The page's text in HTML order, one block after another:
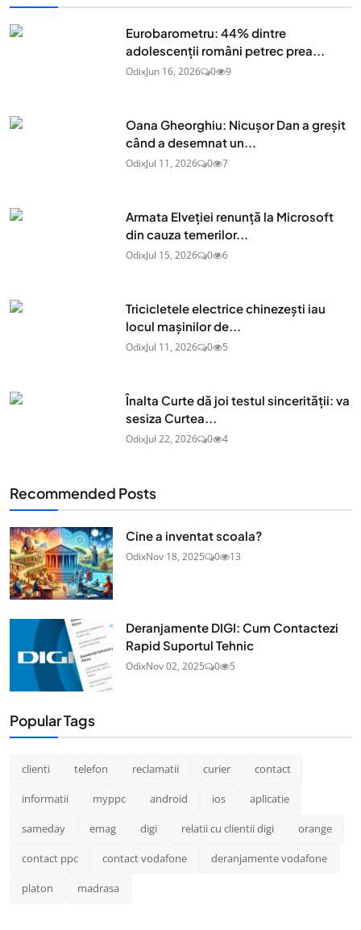
Eurobarometru: 44% dintre
adolescenţii români petrec prea...
OdixJun 16, 2026 0 9
Oana Gheorghiu: Nicușor Dan a greșit
când a desemnat un...
OdixJul 11, 2026 0 7
Armata Elveției renunță la Microsoft
din cauza temerilor...
OdixJul 15, 2026 0 6
Tricicletele electrice chinezești iau
locul mașinilor de...
OdixJul 11, 2026 0 5
Înalta Curte dă joi testul sincerității: va
sesiza Curtea...
OdixJul 22, 2026 0 4
Recommended Posts
Cine a inventat scoala?
OdixNov 18, 2025 0 13
Deranjamente DIGI: Cum Contactezi
Rapid Suportul Tehnic
OdixNov 02, 2025 0 5
Popular Tags
clienti telefon reclamatii curier contact
informatii myppc android ios aplicatie
sameday emag digi relatii cu clientii digi orange
contact ppc contact vodafone deranjamente vodafone
platon madrasa